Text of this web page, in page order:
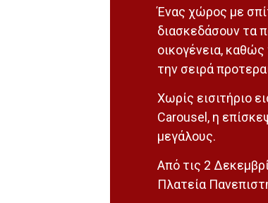
Ένας χώρος με
διασκεδάσουν τα
οικογένεια,
την σειρά
Χωρίς εισιτήριο
Carousel, η
μεγάλους.
Από τις 2
Πλατεία